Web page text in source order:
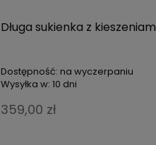
Długa sukienka z
Dostępność: na wyczerpaniu
Wysyłka w: 10 dni
359,00 zł